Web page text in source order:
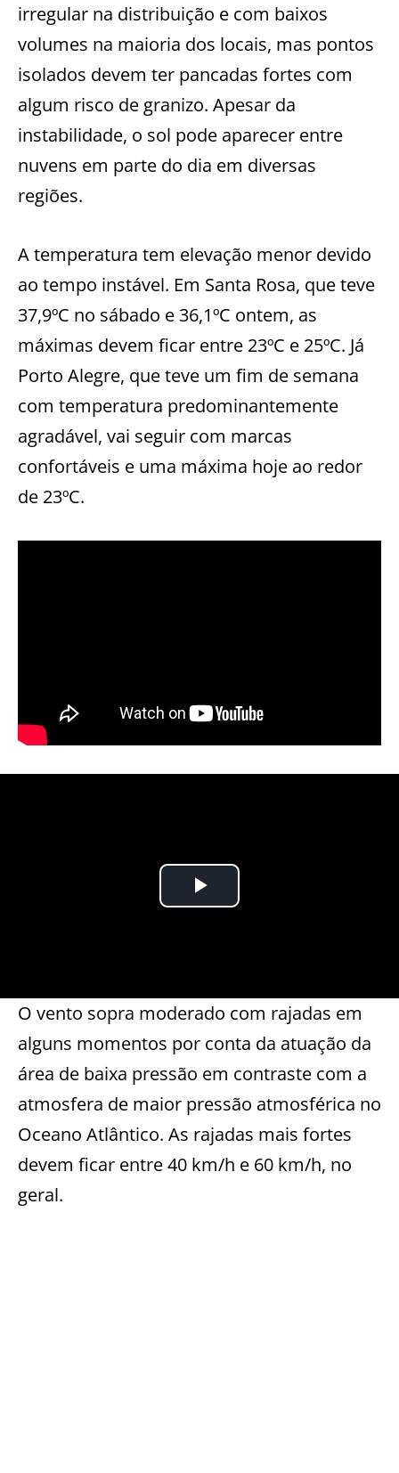
irregular na distribuição e com baixos
volumes na maioria dos locais, mas pontos
isolados devem ter pancadas fortes com
algum risco de granizo. Apesar da
instabilidade, o sol pode aparecer entre
nuvens em parte do dia em diversas
regiões.
A temperatura tem elevação menor devido
ao tempo instável. Em Santa Rosa, que teve
37,9ºC no sábado e 36,1ºC ontem, as
máximas devem ficar entre 23ºC e 25ºC. Já
Porto Alegre, que teve um fim de semana
com temperatura predominantemente
agradável, vai seguir com marcas
confortáveis e uma máxima hoje ao redor
de 23ºC.
O vento sopra moderado com rajadas em
alguns momentos por conta da atuação da
área de baixa pressão em contraste com a
atmosfera de maior pressão atmosférica no
Oceano Atlântico. As rajadas mais fortes
devem ficar entre 40 km/h e 60 km/h, no
geral.